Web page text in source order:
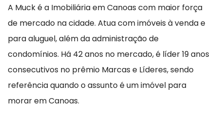
A Muck é a Imobiliária em Canoas com maior força
de mercado na cidade. Atua com imóveis à venda e
para aluguel, além da administração de
condomínios. Há 42 anos no mercado, é líder 19 anos
consecutivos no prêmio Marcas e Líderes, sendo
referência quando o assunto é um imóvel para
morar em Canoas.